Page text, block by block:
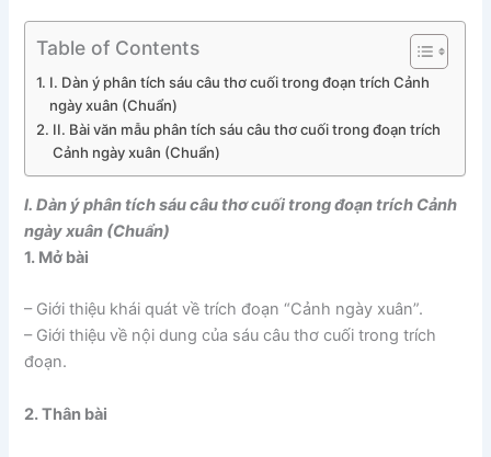
Table of Contents
I. Dàn ý phân tích sáu câu thơ cuối trong đoạn trích Cảnh
ngày xuân (Chuẩn)
II. Bài văn mẫu phân tích sáu câu thơ cuối trong đoạn trích
Cảnh ngày xuân (Chuẩn)
I. Dàn ý phân tích sáu câu thơ cuối trong đoạn trích Cảnh
ngày xuân (Chuẩn)
1. Mở bài
– Giới thiệu khái quát về trích đoạn “Cảnh ngày xuân”.
– Giới thiệu về nội dung của sáu câu thơ cuối trong trích
đoạn.
2. Thân bài